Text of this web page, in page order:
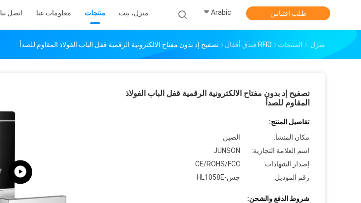
منزل، بيت منتجات معلومات عنا اتصل بنا Arabic طلب اقتباس
منزل المنتجات RFID فندق أقفال تصفيح إد بدون مفتاح الالكترونية الرقمية قفل الباب الفولاذ المقاوم للصدأ
تصفيح إد بدون مفتاح الالكترونية الرقمية قفل الباب الفولاذ
المقاوم للصدأ
تفاصيل المنتج:
مكان المنشأ:
الصين
اسم العلامة التجارية:
JUNSON
إصدار الشهادات:
CE/ROHS/FCC
رقم الموديل:
جس-HL1058E
شروط الدفع والشحن: